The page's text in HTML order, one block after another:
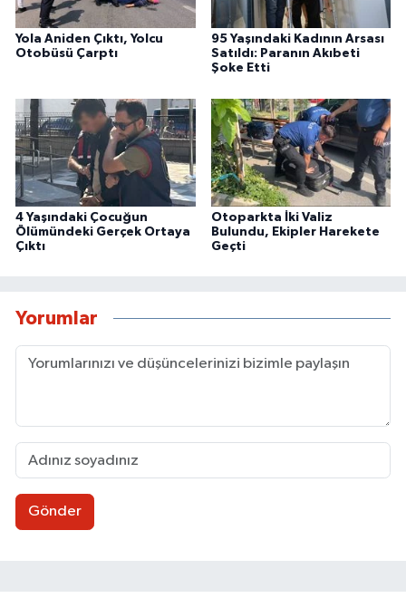
Yola Aniden Çıktı, Yolcu
Otobüsü Çarptı
95 Yaşındaki Kadının Arsası
Satıldı: Paranın Akıbeti
Şoke Etti
4 Yaşındaki Çocuğun
Ölümündeki Gerçek Ortaya
Çıktı
Otoparkta İki Valiz
Bulundu, Ekipler Harekete
Geçti
Yorumlar
Gönder